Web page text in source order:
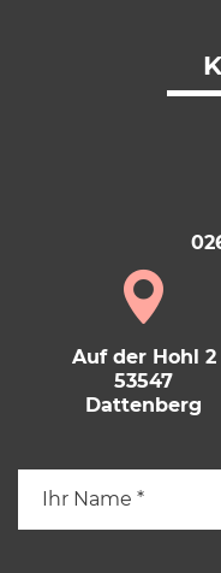
Auf der Hohl 2
53547
Dattenberg